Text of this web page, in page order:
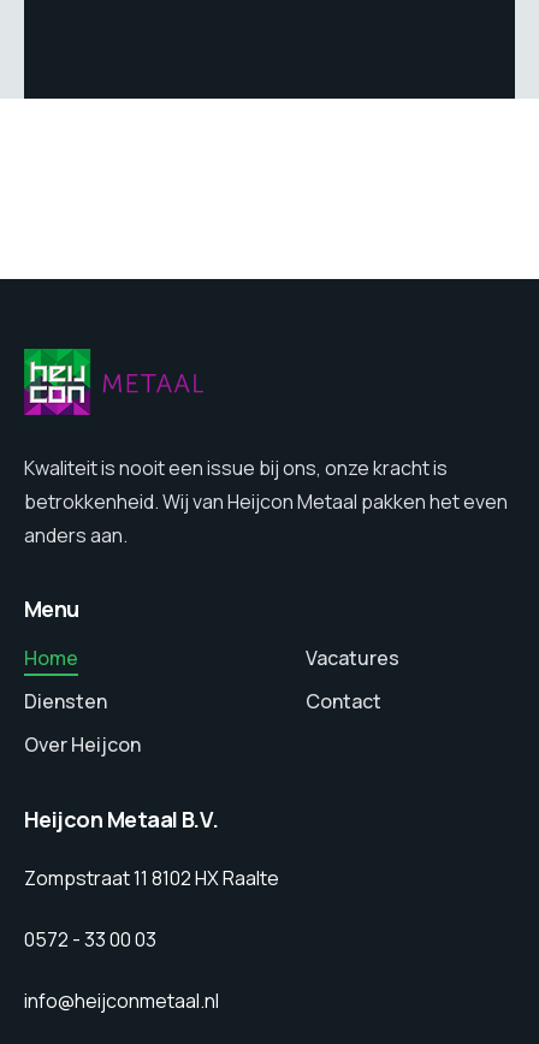
Kwaliteit is nooit een issue bij ons, onze kracht is
betrokkenheid. Wij van Heijcon Metaal pakken het even
anders aan.
Menu
Home
Diensten
Over Heijcon
Vacatures
Contact
Heijcon Metaal B.V.
Zompstraat 11 8102 HX Raalte
0572 - 33 00 03
info@heijconmetaal.nl